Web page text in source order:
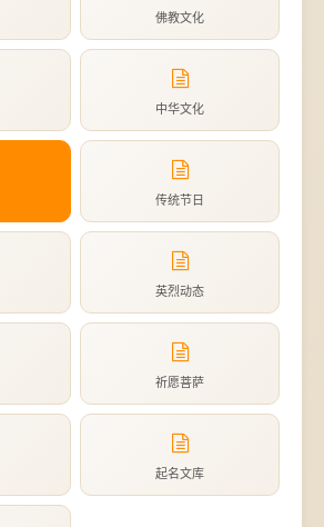
佛教文化
中华文化
传统节日
英烈动态
祈愿菩萨
起名文库